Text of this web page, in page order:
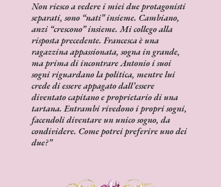
Non riesco a vedere i miei due protagonisti
separati, sono “nati” insieme. Cambiano,
anzi “crescono” insieme. Mi collego alla
risposta precedente. Francesca è una
ragazzina appassionata, sogna in grande,
ma prima di incontrare Antonio i suoi
sogni riguardano la politica, mentre lui
crede di essere appagato dall’essere
diventato capitano e proprietario di una
tartana. Entrambi rivedono i propri sogni,
facendoli diventare un unico sogno, da
condividere. Come potrei preferire uno dei
due?